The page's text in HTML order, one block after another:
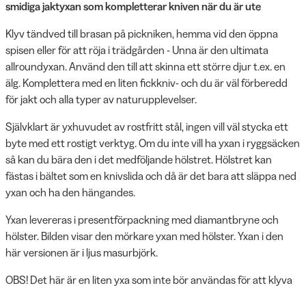
smidiga jaktyxan som kompletterar kniven när du är ute
Klyv tändved till brasan på pickniken, hemma vid den öppna
spisen eller för att röja i trädgården - Unna är den ultimata
allroundyxan. Använd den till att skinna ett större djur t.ex. en
älg. Komplettera med en liten fickkniv- och du är väl förberedd
för jakt och alla typer av naturupplevelser.
Självklart är yxhuvudet av rostfritt stål, ingen vill väl stycka ett
byte med ett rostigt verktyg. Om du inte vill ha yxan i ryggsäcken
så kan du bära den i det medföljande hölstret. Hölstret kan
fästas i bältet som en knivslida och då är det bara att släppa ned
yxan och ha den hängandes.
Yxan levereras i presentförpackning med diamantbryne och
hölster. Bilden visar den mörkare yxan med hölster. Yxan i den
här versionen är i ljus masurbjörk.
OBS! Det här är en liten yxa som inte bör användas för att klyva